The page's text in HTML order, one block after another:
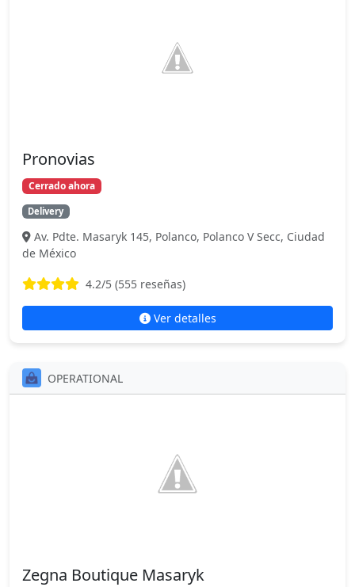
Pronovias
Cerrado ahora
Delivery
Av. Pdte. Masaryk 145, Polanco, Polanco V Secc, Ciudad
de México
4.2/5 (555 reseñas)
Ver detalles
OPERATIONAL
Zegna Boutique Masaryk